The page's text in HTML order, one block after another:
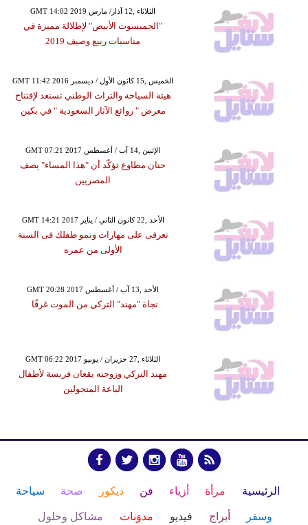
GMT 14:02 2019 الثلاثاء ,12 آذار/ مارس
"الجمبسوت الأبيض" لإطلالة مميزة في
مناسبات ربيع وصيف 2019
GMT 11:42 2016 الخميس ,15 كانون الأول / ديسمبر
هيئة السياحة والتراث الوطني تستعد لإفتتاح
معرض " روائع الآثار السعودية " في بكين
GMT 07:21 2017 الإثنين ,14 آب / أغسطس
حنان مطاوع تؤكّد أن "هذا المساء" يصف
المصريين
GMT 14:21 2017 الأحد ,22 كانون الثاني / يناير
تعرفى على مهارات ونمو طفلك فى السنة
الأولى من عمره
GMT 20:28 2017 الأحد ,13 آب / أغسطس
نجاة "مهند" التركي من الموت غرقًا
GMT 06:22 2017 الثلاثاء ,27 حزيران / يونيو
مهند التركي وزوجته يقعان فريسة لأطفال
الباعة المتجولين
الرئيسية مرأة أزياء فن ديكور صحة سياحة
وسفر أبراج فيديو مدوَنات مشاكل وحلول